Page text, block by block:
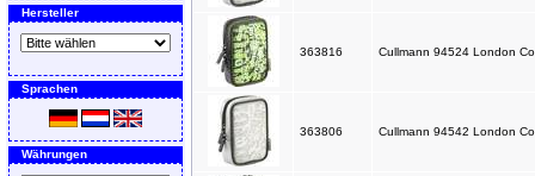
Hersteller
Sprachen
Währungen
363816 Cullmann 94524 London
363806 Cullmann 94542 London